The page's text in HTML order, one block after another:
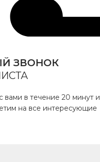
ЗВОНОК
вами в течение 20 минут и
на все интересующие